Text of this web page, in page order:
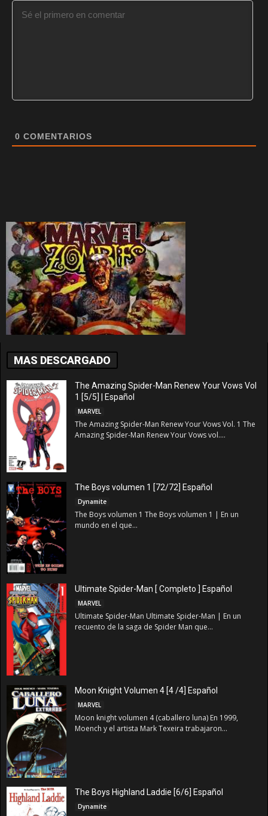
0 COMENTARIOS
MAS DESCARGADO
The Amazing Spider-Man Renew Your Vows Vol
1 [5/5] | Español
MARVEL
The Amazing Spider-Man Renew Your Vows Vol. 1 The
Amazing Spider-Man Renew Your Vows vol....
The Boys volumen 1 [72/72] Español
Dynamite
The Boys volumen 1 The Boys volumen 1 | En un
mundo en el que...
Ultimate Spider-Man [ Completo ] Español
MARVEL
Ultimate Spider-Man Ultimate Spider-Man | En un
recuento de la saga de Spider Man que...
Moon Knight Volumen 4 [4 /4] Español
MARVEL
Moon knight volumen 4 (caballero luna) En 1999,
Moench y el artista Mark Texeira trabajaron...
The Boys Highland Laddie [6/6] Español
Dynamite